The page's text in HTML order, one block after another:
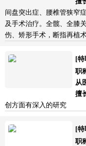
间盘突出症、腰椎管狭窄
及手术治疗。全髋、全膝
伤、矫形手术，断指再植
[
职
从
擅
创方面有深入的研究
[
职